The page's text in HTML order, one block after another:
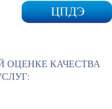
ОЦЕНКЕ КАЧЕСТВА